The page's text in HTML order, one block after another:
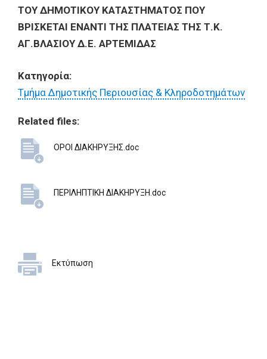
ΤΟΥ ΔΗΜΟΤΙΚΟΥ ΚΑΤΑΣΤΗΜΑΤΟΣ ΠΟΥ
ΒΡΙΣΚΕΤΑΙ ΕΝΑΝΤΙ ΤΗΣ ΠΛΑΤΕΙΑΣ ΤΗΣ Τ.Κ.
ΑΓ.ΒΛΑΣΙΟΥ Δ.Ε. ΑΡΤΕΜΙΔΑΣ
Κατηγορία:
Τμήμα Δημοτικής Περιουσίας & Κληροδοτημάτων
Related files:
ΟΡΟΙ ΔΙΑΚΗΡΥΞΗΣ.doc
ΠΕΡΙΛΗΠΤΙΚΗ ΔΙΑΚΗΡΥΞΗ.doc
Εκτύπωση